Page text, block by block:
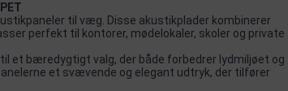
til væg. Disse akustikplader kombinerer
perfekt til kontorer, mødelokaler, skoler og private
et bæredygtigt valg, der både forbedrer lydmiljøet og
et svævende og elegant udtryk, der tilfører